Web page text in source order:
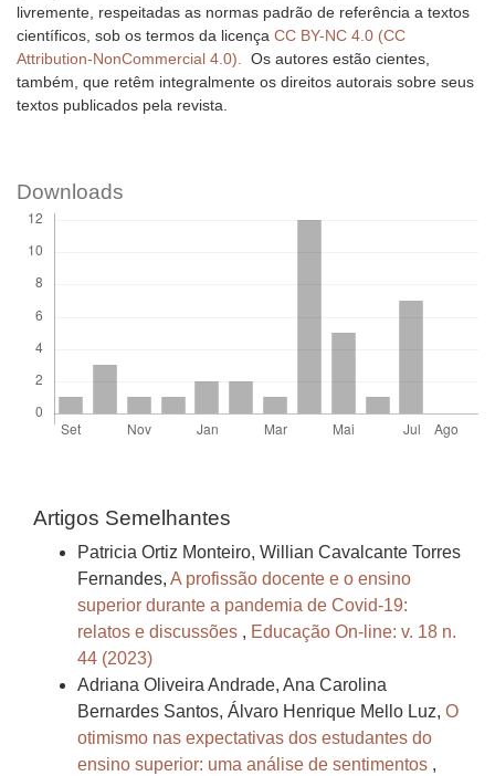
livremente, respeitadas as normas padrão de referência a textos
científicos, sob os termos da licença CC BY-NC 4.0 (CC
Attribution-NonCommercial 4.0). Os autores estão cientes,
também, que retêm integralmente os direitos autorais sobre seus
textos publicados pela revista.
Downloads
Artigos Semelhantes
Patricia Ortiz Monteiro, Willian Cavalcante Torres
Fernandes, A profissão docente e o ensino
superior durante a pandemia de Covid-19:
relatos e discussões , Educação On-line: v. 18 n.
44 (2023)
Adriana Oliveira Andrade, Ana Carolina
Bernardes Santos, Álvaro Henrique Mello Luz, O
otimismo nas expectativas dos estudantes do
ensino superior: uma análise de sentimentos ,